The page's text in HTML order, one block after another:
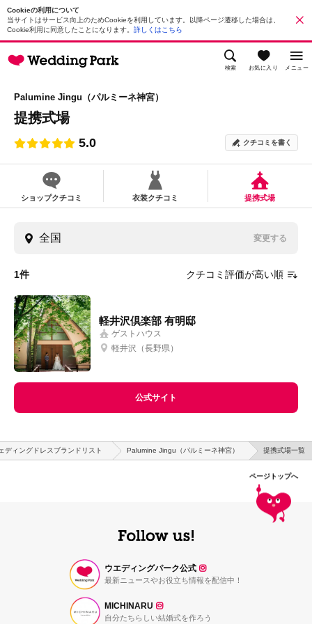
Cookieの利用について
当サイトはサービス向上のためCookieを利用しています。以降ページ遷移した場合は、
Cookie利用に同意したことになります。 詳しくはこちら
検索 お気に入り メニュー
Palumine Jingu（パルミーネ神宮）
提携式場
5.0 クチコミを書く
ショップクチコミ 衣装クチコミ 提携式場
変更する
1件
軽井沢倶楽部 有明邸
ゲストハウス
軽井沢 （長野県）
公式サイト
ディングドレスブランドリスト Palumine Jingu（パルミーネ神宮） 提携式場一覧
ページトップへ
ウエディングパーク公式
最新ニュースやお役立ち情報を配信中！
MICHINARU
自分たちらしい結婚式を作ろう